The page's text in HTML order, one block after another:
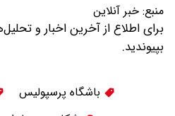
منبع: خبر آنلاین
برای اطلاع از آخرین اخبار و
بپیوندید.
باشگاه پرسپولیس